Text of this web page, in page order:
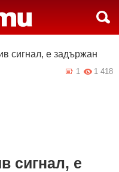
сигнал, е задържан
1 418
1
сигнал, е